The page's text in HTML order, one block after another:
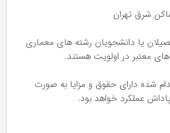
شرق تهران
یا دانشجویان رشته های معماری
های معتبر در اولویت هستند.
دارای حقوق و مزایا به صورت
عملکرد خواهد بود.